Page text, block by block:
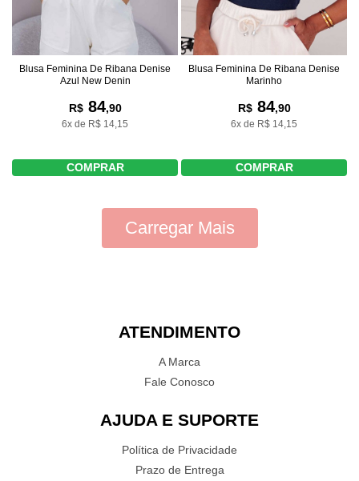
Blusa Feminina De Ribana Denise
Azul New Denin
R$84,90
6x de R$ 14,15
COMPRAR
Blusa Feminina De Ribana Denise
Marinho
R$84,90
6x de R$ 14,15
COMPRAR
Carregar Mais
ATENDIMENTO
A Marca
Fale Conosco
AJUDA E SUPORTE
Política de Privacidade
Prazo de Entrega